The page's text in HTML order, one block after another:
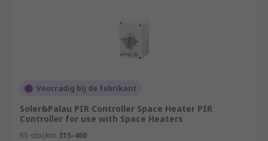
Voorradig bij de fabrikant
Soler&Palau PIR Controller Space Heater PIR
Controller for use with Space Heaters
RS-stocknr. 315-460